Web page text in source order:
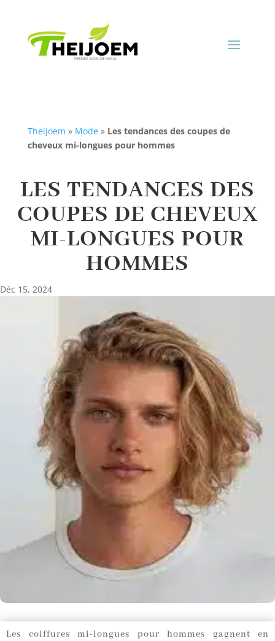
Theijoem » Mode» Les tendances des coupes de
cheveux mi-longues pour hommes
LES TENDANCES DES
COUPES DE CHEVEUX
MI-LONGUES POUR
HOMMES
Déc 15, 2024
Les coiffures mi-longues pour hommes gagnent en